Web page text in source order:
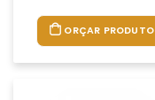
ORÇAR PRODUTO